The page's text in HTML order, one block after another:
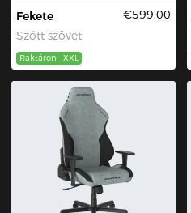
Fekete
Szőtt szövet
€599.00
Raktáron XXL